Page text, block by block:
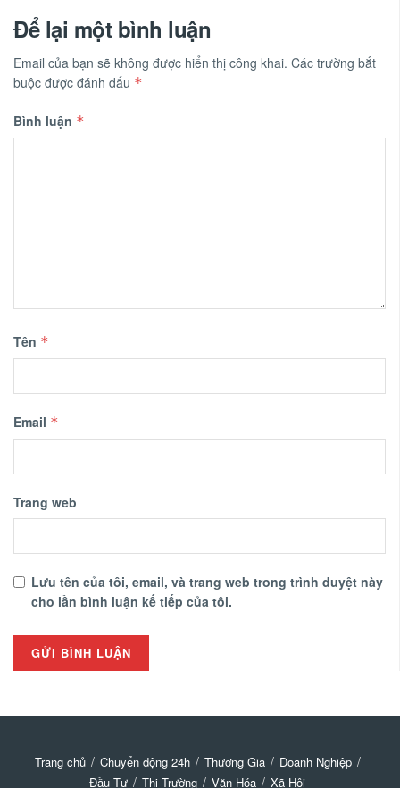
Để lại một bình luận
Email của bạn sẽ không được hiển thị công khai. Các trường bắt
buộc được đánh dấu *
Bình luận *
Tên *
Email *
Trang web
Lưu tên của tôi, email, và trang web trong trình duyệt này
cho lần bình luận kế tiếp của tôi.
Trang chủ Chuyển động 24h Thương Gia
Doanh Nghiệp
Đầu Tư
Thị Trường Văn Hóa Xã Hội